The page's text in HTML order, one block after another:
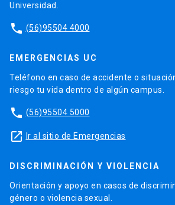
Universidad.
phone (56)95504 4000
EMERGENCIAS UC
Teléfono en caso de accidente o
riesgo tu vida dentro de algún campus.
phone (56)95504 5000
launch Ir al sitio de Emergencias
DISCRIMINACIÓN Y VIOLENCIA
Orientación y apoyo en casos de
género o violencia sexual.